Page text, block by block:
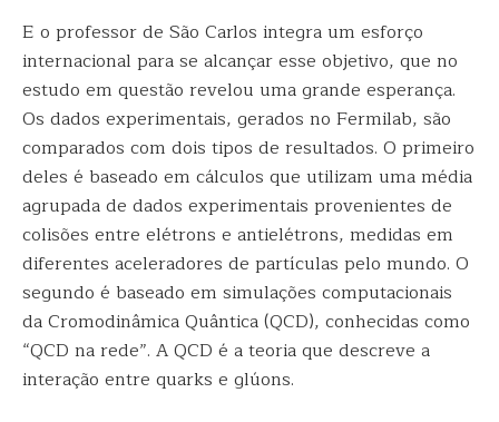
E o professor de São Carlos integra um esforço
internacional para se alcançar esse objetivo, que no
estudo em questão revelou uma grande esperança.
Os dados experimentais, gerados no Fermilab, são
comparados com dois tipos de resultados. O primeiro
deles é baseado em cálculos que utilizam uma média
agrupada de dados experimentais provenientes de
colisões entre elétrons e antielétrons, medidas em
diferentes aceleradores de partículas pelo mundo. O
segundo é baseado em simulações computacionais
da Cromodinâmica Quântica (QCD), conhecidas como
“QCD na rede”. A QCD é a teoria que descreve a
interação entre quarks e glúons.